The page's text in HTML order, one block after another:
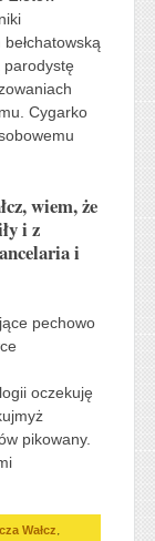
parodystę
Cygarko
wiem, że
i z
i
pechowo
oczekuję
pikowany.
Wałcz ,